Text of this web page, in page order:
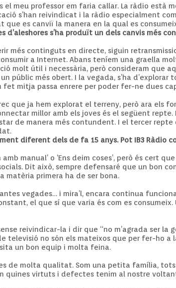
meu professor em faria callar. La ràdio està
s’han reivindicat i la ràdio especialment
es canviï la manera en la qual es
d’aleshores s’ha produït un dels canvis més
més continguts en directe, siguin
a Internet. Abans teníem una graella
molt útil i necessària, però consideram que
públic més obert. I la vegada, s’ha
mitja passa enrere per poder fer-ne dues
que ja hem explorat el terreny, però ara els
millor amb els joves és el següent
de manera més contundent. I el tercer repte
diferent dels de fa 15 anys. Pot IB3 Ràdio
manual’ o ‘Ens deim coses’, però és cert
Dit això, sempre defensaré que un bon
matèria primera ha de ser bona.
vegades… i mira’l, encara continua
el que sí que varia és com es
reivindicar-la i dir que “no m’agrada ser la
televisió no són els mateixos que per fer-ho a
un bon equip i molta feina.
de molta qualitat. Som una petita família, tots
quines virtuts i defectes tenim al nostre